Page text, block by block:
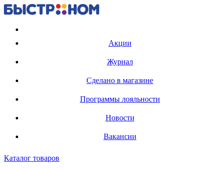
Акции
Журнал
Сделано в магазине
Программы лояльности
Новости
Вакансии
Каталог товаров